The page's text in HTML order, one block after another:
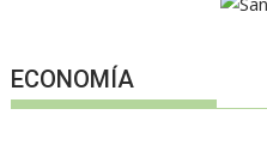
ECONOMÍA